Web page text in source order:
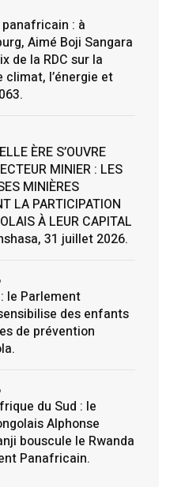
: à
Aimé Boji Sangara
de la RDC sur la
climat, l’énergie et
ÈRE S’OUVRE
MINIER : LES
MINIÈRES
LA PARTICIPATION
À LEUR CAPITAL
31 juillet 2026.
le Parlement
des enfants
de prévention
du Sud : le
Alphonse
bouscule le Rwanda
Panafricain.